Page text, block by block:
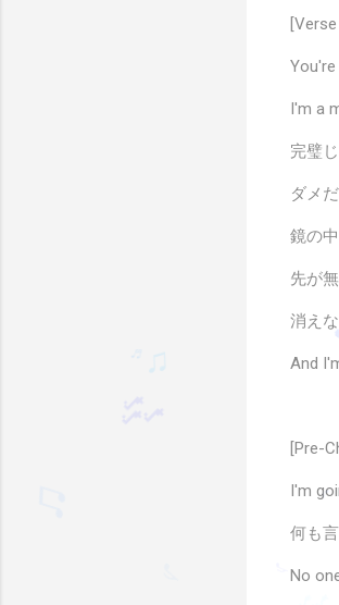
You're
I'm a
完璧
ダメ
鏡の
先が
消え
And
[Pre-
I'm
何も
No